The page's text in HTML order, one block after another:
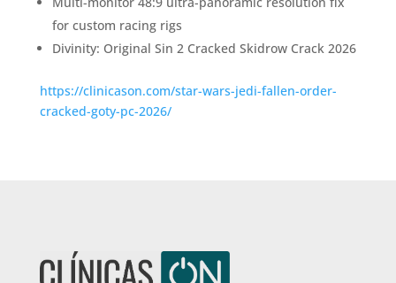
for custom racing rigs
Divinity: Original Sin 2 Cracked Skidrow Crack 2026
https://clinicason.com/star-wars-jedi-fallen-order-
cracked-goty-pc-2026/